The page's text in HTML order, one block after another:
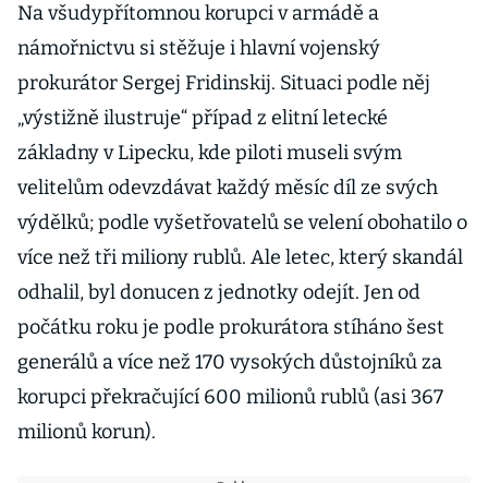
Na všudypřítomnou korupci v armádě a
námořnictvu si stěžuje i hlavní vojenský
prokurátor Sergej Fridinskij. Situaci podle něj
„výstižně ilustruje“ případ z elitní letecké
základny v Lipecku, kde piloti museli svým
velitelům odevzdávat každý měsíc díl ze svých
výdělků; podle vyšetřovatelů se velení obohatilo o
více než tři miliony rublů. Ale letec, který skandál
odhalil, byl donucen z jednotky odejít. Jen od
počátku roku je podle prokurátora stíháno šest
generálů a více než 170 vysokých důstojníků za
korupci překračující 600 milionů rublů (asi 367
milionů korun).